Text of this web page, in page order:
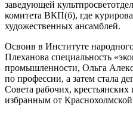
заведующей
комитета ВКП(б), где
художественных ансамблей.
Освоив в Институте
Плеханова специальность
промышленности, Ольга
по профессии, а затем стала
Совета рабочих,
избранным от